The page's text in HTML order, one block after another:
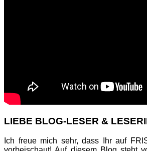
LIEBE BLOG-LESER &
Ich freue mich sehr, dass Ihr auf